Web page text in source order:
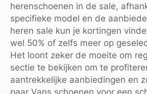
herenschoenen in de sale,
specifieke model en de
heren sale kun je kortingen
wel 50% of zelfs meer op
Het loont zeker de moeite om
sectie te bekijken om te
aantrekkelijke aanbiedingen en
paar Vans schoenen voor een